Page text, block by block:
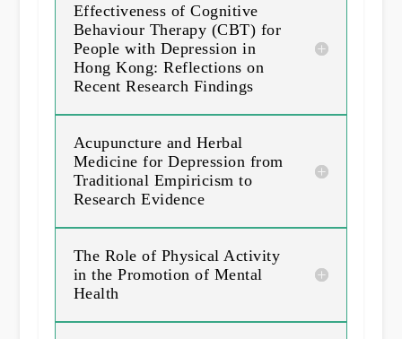
Effectiveness of Cognitive
Behaviour Therapy (CBT) for
People with Depression in
Hong Kong: Reflections on
Recent Research Findings
Acupuncture and Herbal
Medicine for Depression from
Traditional Empiricism to
Research Evidence
The Role of Physical Activity
in the Promotion of Mental
Health